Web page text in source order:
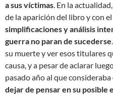
a sus víctimas. En la
de la aparición del libro y con
simplificaciones y análisis
guerra no paran de sucederse
su muerte y ver esos titulares
causa, y a pesar de aclarar
pasado año al que
dejar de pensar en su posible